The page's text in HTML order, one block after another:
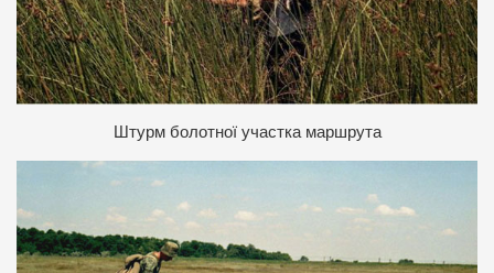
Штурм болотної участка маршрута